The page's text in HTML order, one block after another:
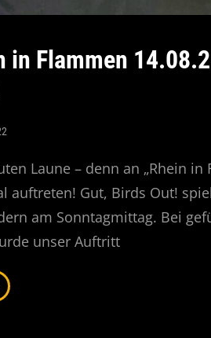
in Flammen
Laune – denn an „Rhein in
auftreten! Gut, Birds Out!
am Sonntagmittag. Bei
unser Auftritt